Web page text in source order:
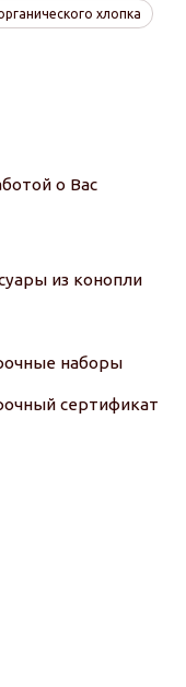
хлопка
о Вас
из конопли
наборы
сертификат